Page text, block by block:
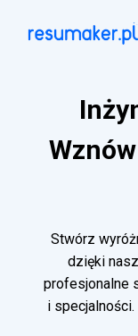
Stwórz
dzięki
profesjonalne
i